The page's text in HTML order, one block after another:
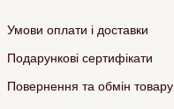
Умови оплати і доставки
Подарункові сертифікати
Повернення та обмін товару